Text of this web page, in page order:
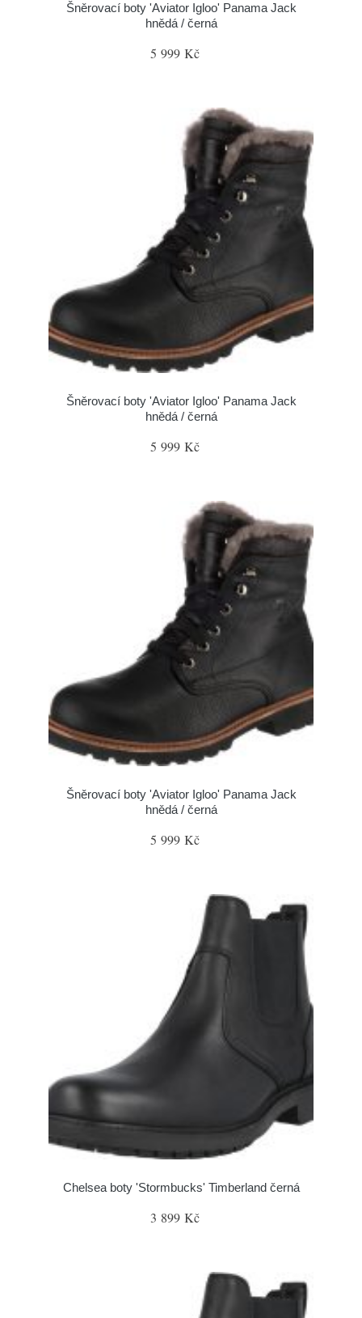
Šněrovací boty 'Aviator Igloo' Panama Jack
hnědá / černá
5 999 Kč
Šněrovací boty 'Aviator Igloo' Panama Jack
hnědá / černá
5 999 Kč
Šněrovací boty 'Aviator Igloo' Panama Jack
hnědá / černá
5 999 Kč
Chelsea boty 'Stormbucks' Timberland černá
3 899 Kč